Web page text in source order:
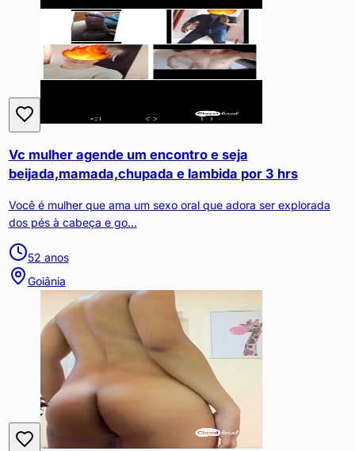
Vc mulher agende um encontro e seja
beijada,mamada,chupada e lambida por 3 hrs
Você é mulher que ama um sexo oral que adora ser explorada
dos pés à cabeça e go...
52 anos
Goiânia